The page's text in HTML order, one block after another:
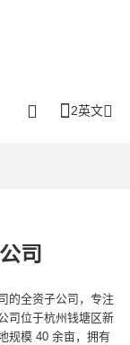
2英文
司
的全资子公司，专注
司位于杭州钱塘区新
规模 40 余亩，拥有